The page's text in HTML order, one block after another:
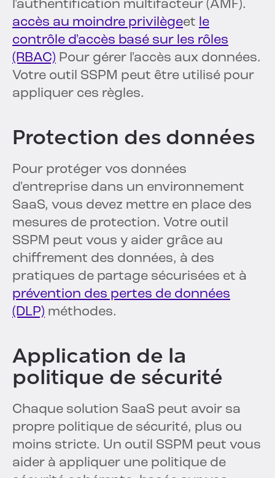
l'authentification multifacteur (AMF).
accès au moindre privilègeet le
contrôle d'accès basé sur les rôles
(RBAC) Pour gérer l'accès aux données.
Votre outil SSPM peut être utilisé pour
appliquer ces règles.
Protection des données
Pour protéger vos données
d'entreprise dans un environnement
SaaS, vous devez mettre en place des
mesures de protection. Votre outil
SSPM peut vous y aider grâce au
chiffrement des données, à des
pratiques de partage sécurisées et à
prévention des pertes de données
(DLP) méthodes.
Application de la
politique de sécurité
Chaque solution SaaS peut avoir sa
propre politique de sécurité, plus ou
moins stricte. Un outil SSPM peut vous
aider à appliquer une politique de